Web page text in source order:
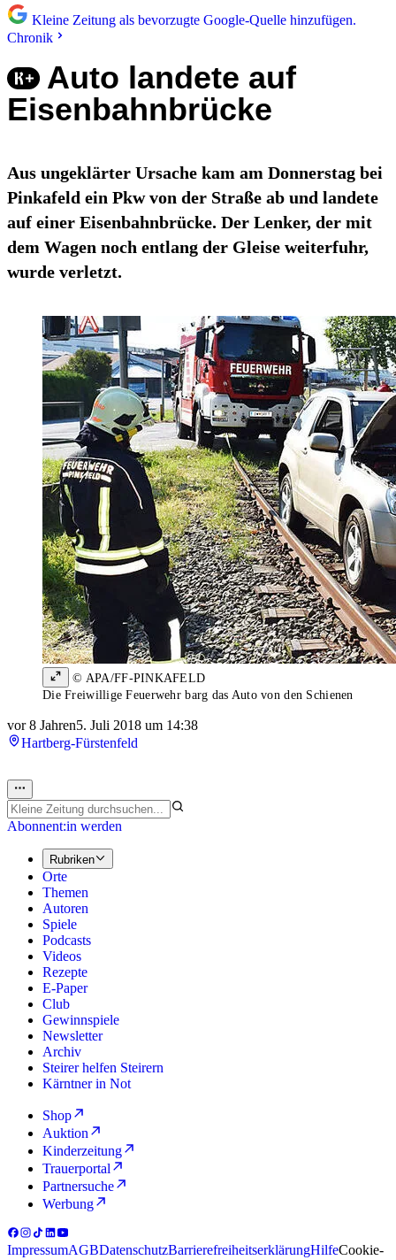
Kleine Zeitung als bevorzugte Google-Quelle hinzufügen.
Chronik
Auto landete auf
Eisenbahnbrücke
Aus ungeklärter Ursache kam am Donnerstag bei
Pinkafeld ein Pkw von der Straße ab und landete
auf einer Eisenbahnbrücke. Der Lenker, der mit
dem Wagen noch entlang der Gleise weiterfuhr,
wurde verletzt.
© APA/FF-PINKAFELD
Die Freiwillige Feuerwehr barg das Auto von den Schienen
vor 8 Jahren5. Juli 2018 um 14:38
Hartberg-Fürstenfeld
Abonnent:in werden
Rubriken
Orte
Themen
Autoren
Spiele
Podcasts
Videos
Rezepte
E-Paper
Club
Gewinnspiele
Newsletter
Archiv
Steirer helfen Steirern
Kärntner in Not
Shop
Auktion
Kinderzeitung
Trauerportal
Partnersuche
Werbung
ImpressumAGBDatenschutzBarrierefreiheitserklärungHilfeCookie-